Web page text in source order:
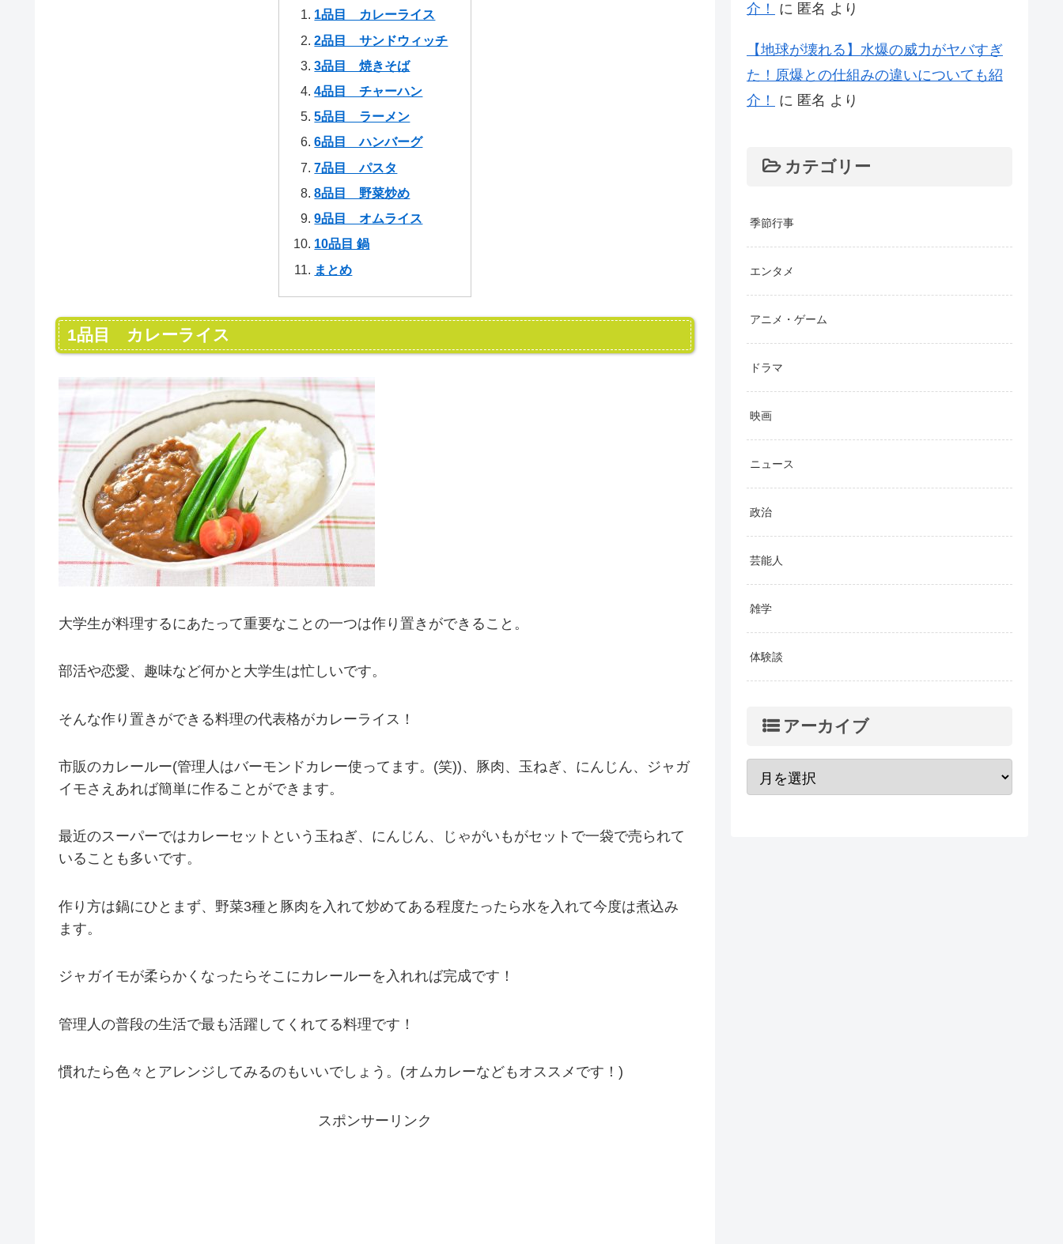
1品目 カレーライス
2品目 サンドウィッチ
3品目 焼きそば
4品目 チャーハン
5品目 ラーメン
6品目 ハンバーグ
7品目 パスタ
8品目 野菜炒め
9品目 オムライス
10品目 鍋
まとめ
1品目 カレーライス
大学生が料理するにあたって重要なことの一つは作り置きができること。
部活や恋愛、趣味など何かと大学生は忙しいです。
そんな作り置きができる料理の代表格がカレーライス！
市販のカレールー(管理人はバーモンドカレー使ってます。(笑))、豚肉、玉ねぎ、にんじん、ジャガ
イモさえあれば簡単に作ることができます。
最近のスーパーではカレーセットという玉ねぎ、にんじん、じゃがいもがセットで一袋で売られて
いることも多いです。
作り方は鍋にひとまず、野菜3種と豚肉を入れて炒めてある程度たったら水を入れて今度は煮込み
ます。
ジャガイモが柔らかくなったらそこにカレールーを入れれば完成です！
管理人の普段の生活で最も活躍してくれてる料理です！
慣れたら色々とアレンジしてみるのもいいでしょう。(オムカレーなどもオススメです！)
スポンサーリンク
介！
に 匿名 より
【地球が壊れる】水爆の威力がヤバすぎ
た！原爆との仕組みの違いについても紹
介！
に 匿名 より
カテゴリー
季節行事
エンタメ
アニメ・ゲーム
ドラマ
映画
ニュース
政治
芸能人
雑学
体験談
アーカイブ